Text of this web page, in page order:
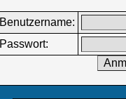
Benutzername:
Passwort: